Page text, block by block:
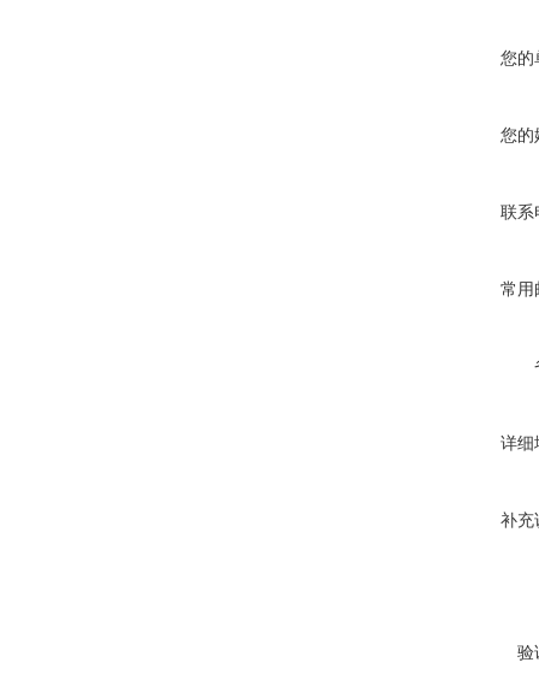
您的
您的
联系
常用
详细
补充
验